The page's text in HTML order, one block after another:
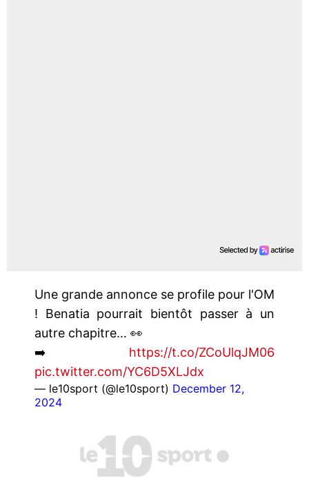
Une grande annonce se profile pour l'OM
! Benatia pourrait bientôt passer à un
autre chapitre… 👀
➡️ https://t.co/ZCoUlqJM06
pic.twitter.com/YC6D5XLJdx
— le10sport (@le10sport) December 12,
2024